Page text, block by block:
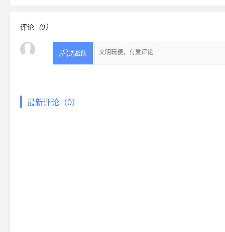
评论 （0）
选战队
最新评论（0）